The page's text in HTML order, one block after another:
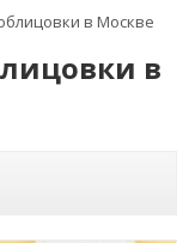
в Москве
в